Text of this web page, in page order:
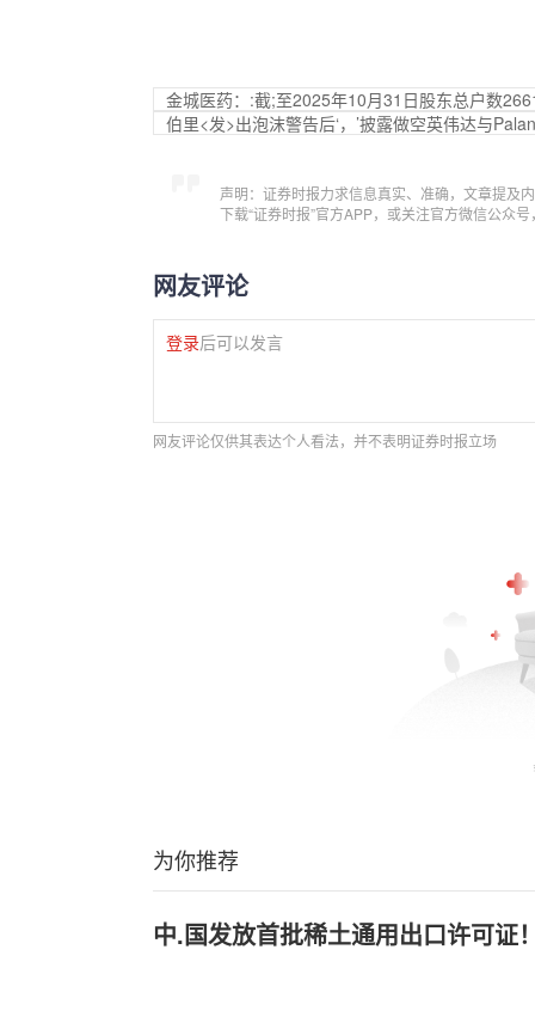
金城医药：:截;至2025年10月31日股东总户数
伯里<发>出泡沫警告后‘，’披露做空英伟达与
声明：证券时报力求信息真实、准确，文章提及
下载“证券时报”官方APP，或关注官方微信公众
网友评论
登录后可以发言
网友评论仅供其表达个人看法，并不表明证券时报立场
为你推荐
中.国发放首批稀土通用出口许可证